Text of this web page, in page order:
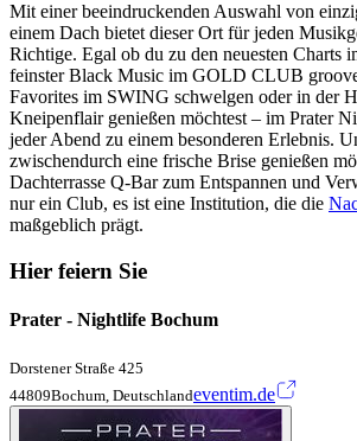
Mit einer beeindruckenden Auswahl von
einem Dach bietet dieser Ort für jeden
Richtige. Egal ob du zu den neuesten Charts
feinster Black Music im GOLD CLUB
Favorites im SWING schwelgen oder in der
Kneipenflair genießen möchtest – im Prater
jeder Abend zu einem besonderen Erlebnis.
zwischendurch eine frische Brise genießen
Dachterrasse Q-Bar zum Entspannen und
nur ein Club, es ist eine Institution, die die
maßgeblich prägt.
Hier feiern Sie
Prater - Nightlife Bochum
Dorstener Straße 425
44809Bochum, Deutschlandeventim.de